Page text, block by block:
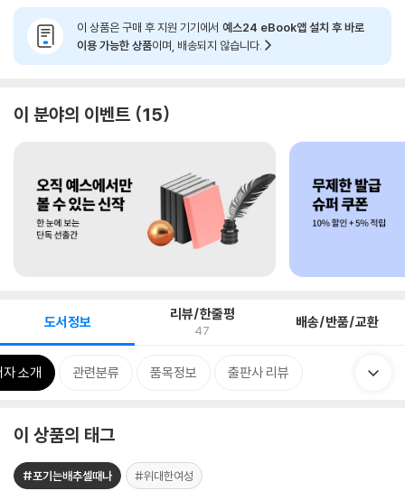
이 상품은 구매 후 지원 기기에서 예스24 eBook앱 설치 후 바로
이용 가능한 상품이며, 배송되지 않습니다.
이 분야의 이벤트 15
도서정보 리뷰/한줄평
47 배송/반품/교환
자 소개 관련분류 품목정보 출판사 리뷰
이 상품의 태그
#포기는배추셀때나 #위대한여성